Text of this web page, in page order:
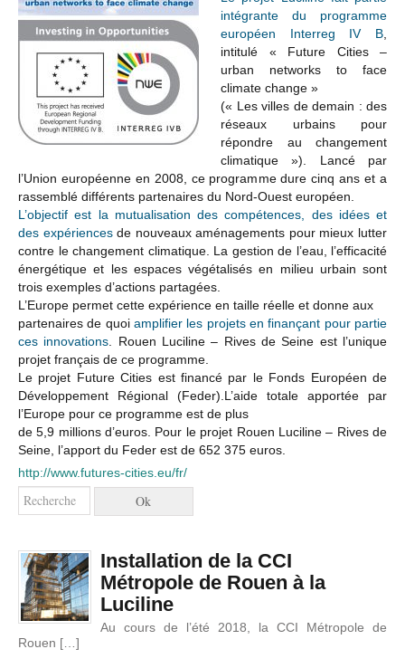
intégrante du programme
européen Interreg IV B,
intitulé « Future Cities –
urban networks to face
climate change »
(« Les villes de demain : des
réseaux urbains pour
répondre au changement
climatique »). Lancé par
l’Union européenne en 2008, ce programme dure cinq ans et a
rassemblé différents partenaires du Nord-Ouest européen.
L’objectif est la mutualisation des compétences, des idées et
des expériencesde nouveaux aménagements pour mieux lutter
contre le changement climatique. La gestion de l’eau, l’efficacité
énergétique et les espaces végétalisés en milieu urbain sont
trois exemples d’actions partagées.
L’Europe permet cette expérience en taille réelle et donne aux
partenaires de quoi amplifier les projets en finançant pour partie
ces innovations. Rouen Luciline – Rives de Seine est l’unique
projet français de ce programme.
Le projet Future Cities est financé par le Fonds Européen de
Développement Régional (Feder).L’aide totale apportée par
l’Europe pour ce programme est de plus
de 5,9 millions d’euros. Pour le projet Rouen Luciline – Rives de
Seine, l’apport du Feder est de 652 375 euros.
http://www.futures-cities.eu/fr/
Installation de la CCI
Métropole de Rouen à la
Luciline
Au cours de l’été 2018, la CCI Métropole de
Rouen […]